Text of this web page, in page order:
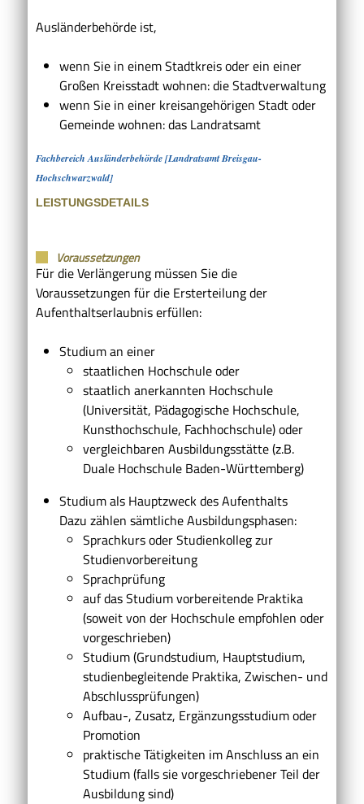
Ausländerbehörde ist,
wenn Sie in einem Stadtkreis oder ein einer
Großen Kreisstadt wohnen: die Stadtverwaltung
wenn Sie in einer kreisangehörigen Stadt oder
Gemeinde wohnen: das Landratsamt
Fachbereich Ausländerbehörde [Landratsamt Breisgau-
Hochschwarzwald]
LEISTUNGSDETAILS
Voraussetzungen
Für die Verlängerung müssen Sie die
Voraussetzungen für die Ersterteilung der
Aufenthaltserlaubnis erfüllen:
Studium an einer
staatlichen Hochschule oder
staatlich anerkannten Hochschule
(Universität, Pädagogische Hochschule,
Kunsthochschule, Fachhochschule)oder
vergleichbaren Ausbildungsstätte(z.B.
Duale Hochschule Baden-Württemberg)
Studium als Hauptzweck des Aufenthalts
Dazu zählen sämtliche Ausbildungsphasen:
Sprachkurs oder Studienkolleg zur
Studienvorbereitung
Sprachprüfung
auf das Studium vorbereitende Praktika
(soweit von der Hochschule empfohlen oder
vorgeschrieben)
Studium (Grundstudium, Hauptstudium,
studienbegleitende Praktika, Zwischen- und
Abschlussprüfungen)
Aufbau-, Zusatz, Ergänzungsstudium oder
Promotion
praktische Tätigkeiten im Anschluss an ein
Studium (falls sie vorgeschriebener Teil der
Ausbildung sind)